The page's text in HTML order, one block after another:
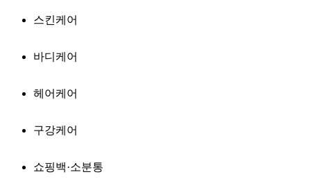
스킨케어
바디케어
헤어케어
구강케어
쇼핑백·소분통